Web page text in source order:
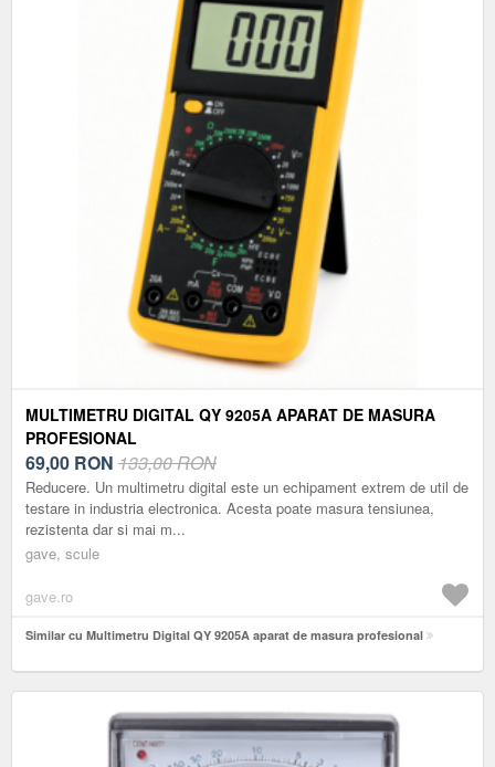
MULTIMETRU DIGITAL QY 9205A APARAT DE MASURA
PROFESIONAL
69,00 RON 133,00 RON
Reducere. Un multimetru digital este un echipament extrem de util de
testare in industria electronica. Acesta poate masura tensiunea,
rezistenta dar si mai m...
gave, scule
gave.ro
Similar cu Multimetru Digital QY 9205A aparat de masura profesional